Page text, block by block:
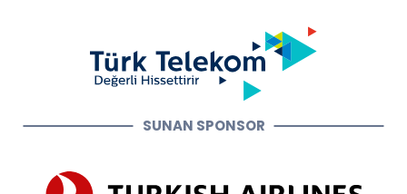
SUNAN SPONSOR